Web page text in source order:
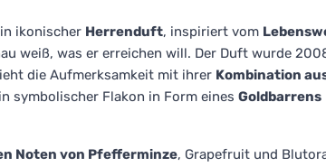
ikonischer Herrenduft, inspiriert vom
weiß, was er erreichen will. Der Duft wurde
die Aufmerksamkeit mit ihrer Kombination
symbolischer Flakon in Form eines Goldbarrens
Noten von Pfefferminze, Grapefruit und